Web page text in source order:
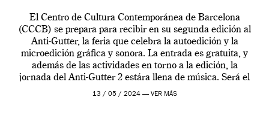
El Centro de Cultura Contemporánea de Barcelona
(CCCB) se prepara para recibir en su segunda edición al
Anti-Gutter, la feria que celebra la autoedición y la
microedición gráfica y sonora. La entrada es gratuita, y
además de las actividades en torno a la edición, la
jornada del Anti-Gutter 2 estára llena de música. Será el
[…]
13 / 05 / 2024 — VER MÁS